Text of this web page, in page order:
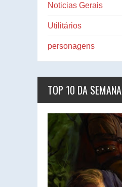
Noticias Gerais
Utilitários
personagens
TOP 10 DA SEMANA